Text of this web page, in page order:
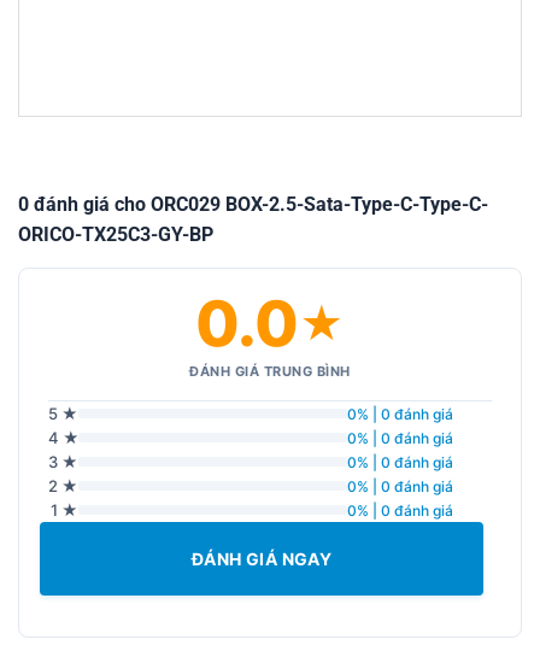
0 đánh giá cho ORC029 BOX-2.5-Sata-Type-C-Type-C-
ORICO-TX25C3-GY-BP
0.0★
ĐÁNH GIÁ TRUNG BÌNH
5 ★ 0% | 0 đánh giá
4 ★ 0% | 0 đánh giá
3 ★ 0% | 0 đánh giá
2 ★ 0% | 0 đánh giá
1 ★ 0% | 0 đánh giá
ĐÁNH GIÁ NGAY